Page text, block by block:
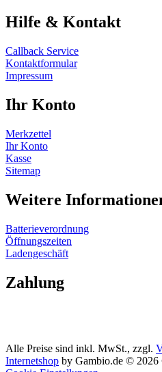
Hilfe & Kontakt
Callback Service
Kontaktformular
Impressum
Ihr Konto
Merkzettel
Ihr Konto
Kasse
Sitemap
Weitere
Batterieverordnung
Öffnungszeiten
Ladengeschäft
Zahlung
Alle Preise sind inkl. MwSt., zzgl.
Internetshop by Gambio.de © 2026